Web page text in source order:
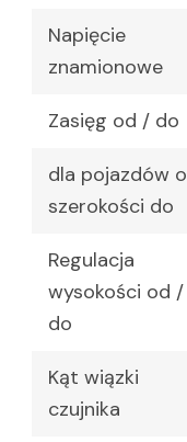
Napięcie
znamionowe
Zasięg od / do
dla pojazdów o
szerokości do
Regulacja
wysokości od /
do
Kąt wiązki
czujnika